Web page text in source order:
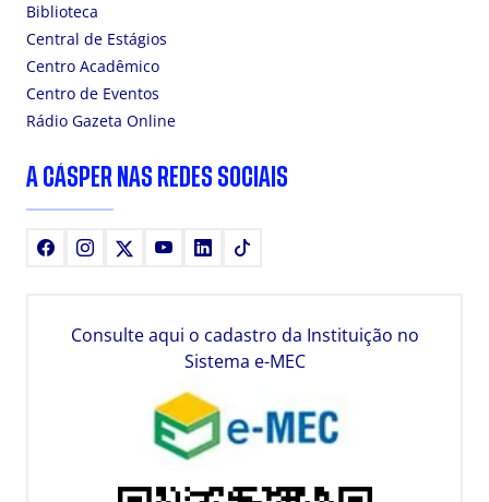
Biblioteca
Central de Estágios
Centro Acadêmico
Centro de Eventos
Rádio Gazeta Online
A CÁSPER NAS REDES SOCIAIS
FacebookInstagram YoutubeLinkedIn
Consulte aqui o cadastro da Instituição no
Sistema e-MEC